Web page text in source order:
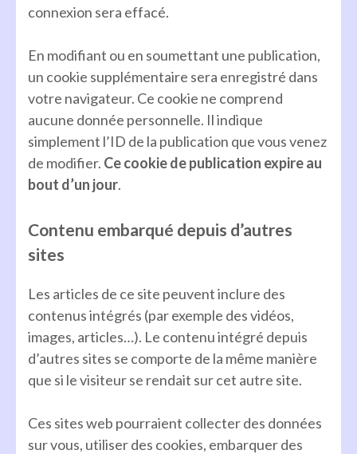
connexion sera effacé.
En modifiant ou en soumettant une publication,
un cookie supplémentaire sera enregistré dans
votre navigateur. Ce cookie ne comprend
aucune donnée personnelle. Il indique
simplement l’ID de la publication que vous venez
de modifier. Ce cookie de publication expire au
bout d’un jour.
Contenu embarqué depuis d’autres
sites
Les articles de ce site peuvent inclure des
contenus intégrés (par exemple des vidéos,
images, articles…). Le contenu intégré depuis
d’autres sites se comporte de la même manière
que si le visiteur se rendait sur cet autre site.
Ces sites web pourraient collecter des données
sur vous, utiliser des cookies, embarquer des